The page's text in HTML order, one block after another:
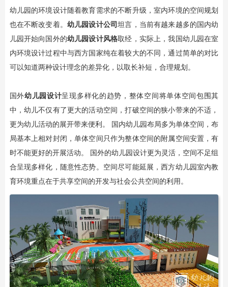
幼儿园的环境设计随着教育需求的不断升级，室内环境的空间规划
也在不断改变着。 幼儿园设计公司坦言，当前有越来越多的国内幼
儿园开始向国外的幼儿园设计风格取经，实际上，我国幼儿园在室
内环境设计过程中与西方国家纯在着较大的不同，通过简单的对比
可以知道两种设计理念的差异化，以取长补短，合理规划。
国外幼儿园设计呈现多样化的趋势，整体空间将单体空间包围其
中，幼儿不仅有了更大的活动空间，打破空间的狭小带来的不适，
更为幼儿活动的展开带来便利。 国内幼儿园布局多为单体空间，布
局基本上相对封闭，单体空间只作为整体空间的附属空间安置，有
时不能更好的开展活动。 国外的幼儿园设计更为灵活，空间不足组
合呈现多样化，随意性态势。空间尽可能延展，西方幼儿园室内教
育环境重点在于共享空间的开发与社会公共空间的利用。